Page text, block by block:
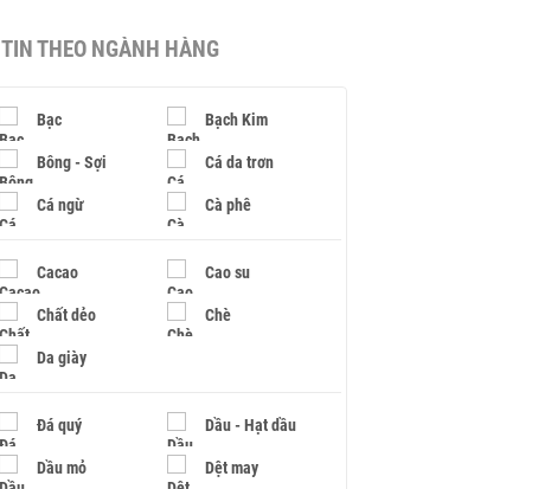
TIN THEO NGÀNH HÀNG
Bạc Bạch Kim
Bông - Sợi Cá da trơn
Cá ngừ Cà phê
Cacao Cao su
Chất dẻo Chè
Da giày
Đá quý Dầu - Hạt dầu
Dầu mỏ Dệt may